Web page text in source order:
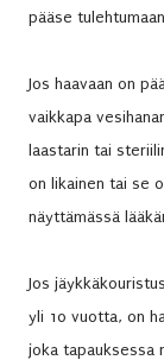
pääse
Jos haavaan on
vaikkapa
laastarin tai
on likainen tai se
näyttämässä
Jos
yli 10 vuotta, on
joka tapauksessa